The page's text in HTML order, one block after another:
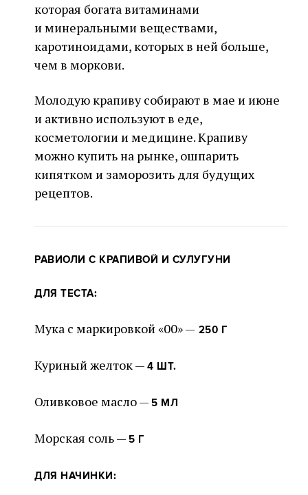
которая богата витаминами
и минеральными веществами,
каротиноидами, которых в ней больше,
чем в моркови.
Молодую крапиву собирают в мае и июне
и активно используют в еде,
косметологии и медицине. Крапиву
можно купить на рынке, ошпарить
кипятком и заморозить для будущих
рецептов.
РАВИОЛИ С КРАПИВОЙ И СУЛУГУНИ
ДЛЯ ТЕСТА:
Мука с маркировкой «00» — 250 Г
Куриный желток — 4 ШТ.
Оливковое масло — 5 МЛ
Морская соль — 5 Г
ДЛЯ НАЧИНКИ: